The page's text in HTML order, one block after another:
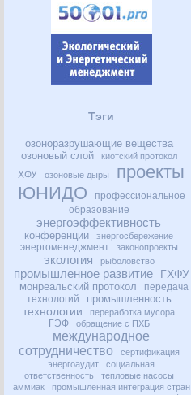
Тэги
озоноразрушающие вещества
озоновый слой
киотский протокол
ХФУ озоновые дыры
проекты
ЮНИДО
профессиональное
образование
энергоэффективность
конференции энергосбережение
энергоменеджмент законопроекты
экология рыболовство
промышленное развитие ГХФУ
монреальский протокол
передача
технологий
промышленность
технологии переработка мусора
ГЭФ обращение с ПХБ
международное
сотрудничество
сертификация
энергоаудит
социальная
ответственность
тепловые насосы
аммиак
промышленная интеграция стран